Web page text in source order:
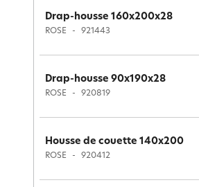
Drap-housse 160x200x28
ROSE 921443
Drap-housse 90x190x28
ROSE 920819
Housse de couette 140x200
ROSE 920412